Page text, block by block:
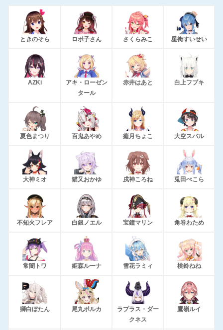
ときのそら ロボ子さん さくらみこ 星街すいせい
AZKi
アキ・ローゼン
タール
赤井はあと 白上フブキ
夏色まつり 百鬼あやめ 癒月ちょこ 大空スバル
大神ミオ 猫又おかゆ 戌神ころね 兎田ぺこら
不知火フレア 白銀ノエル 宝鐘マリン 角巻わため
常闇トワ 姫森ルーナ 雪花ラミィ 桃鈴ねね
獅白ぼたん 尾丸ポルカ
ラプラス・ダー
クネス
鷹嶺ルイ